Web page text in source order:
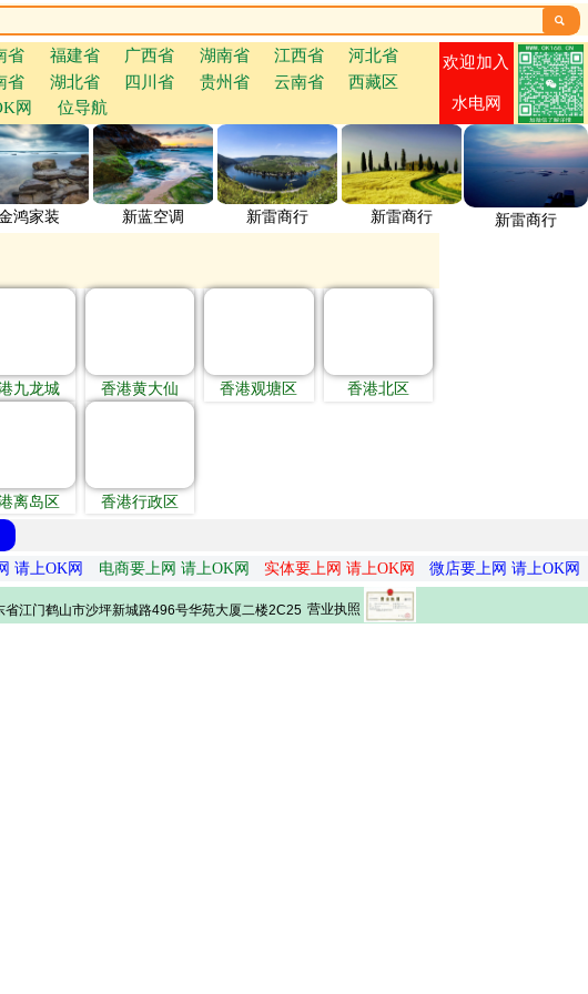

省 福建省 广西省 湖南省 江西省
河北省
省 湖北省 四川省 贵州省 云南省
西藏区
网 位导航
欢迎加入
水电网
鸿家装 新蓝空调 新雷商行 新雷商行 新雷商行
九龙城 香港黄大仙 香港观塘区 香港北区
离岛区
香港行政区
请上OK网 电商要上网 请上OK网 实体要上网 请上OK网 微店要上网 请上OK网
省江门鹤山市沙坪新城路496号华苑大厦二楼2C25 营业执照